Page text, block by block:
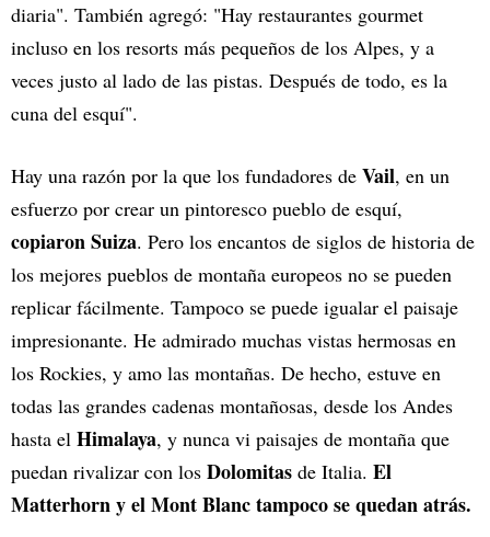
diaria". También agregó: "Hay restaurantes gourmet
incluso en los resorts más pequeños de los Alpes, y a
veces justo al lado de las pistas. Después de todo, es la
cuna del esquí".
Hay una razón por la que los fundadores de Vail, en un
esfuerzo por crear un pintoresco pueblo de esquí,
copiaron Suiza. Pero los encantos de siglos de historia de
los mejores pueblos de montaña europeos no se pueden
replicar fácilmente. Tampoco se puede igualar el paisaje
impresionante. He admirado muchas vistas hermosas en
los Rockies, y amo las montañas. De hecho, estuve en
todas las grandes cadenas montañosas, desde los Andes
hasta el Himalaya, y nunca vi paisajes de montaña que
puedan rivalizar con los Dolomitas de Italia. El
Matterhorn y el Mont Blanc tampoco se quedan atrás.